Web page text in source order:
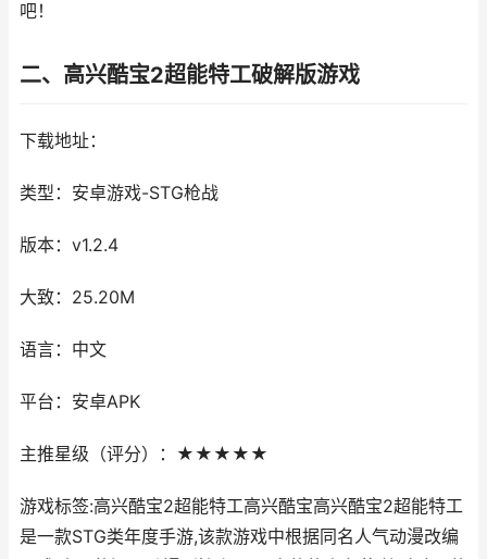
吧！
二、高兴酷宝2超能特工破解版游戏
下载地址：
类型：安卓游戏-STG枪战
版本：v1.2.4
大致：25.20M
语言：中文
平台：安卓APK
主推星级（评分）：★★★★★
游戏标签:高兴酷宝2超能特工高兴酷宝高兴酷宝2超能特工
是一款STG类年度手游,该款游戏中根据同名人气动漫改编